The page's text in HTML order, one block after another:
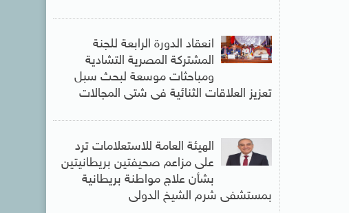
انعقاد الدورة الرابعة للجنة
المشتركة المصرية التشادية
ومباحثات موسعة لبحث سبل
تعزيز العلاقات الثنائية فى شتى المجالات
الهيئة العامة للاستعلامات ترد
على مزاعم صحيفتين بريطانيتين
بشأن علاج مواطنة بريطانية
بمستشفى شرم الشيخ الدولى